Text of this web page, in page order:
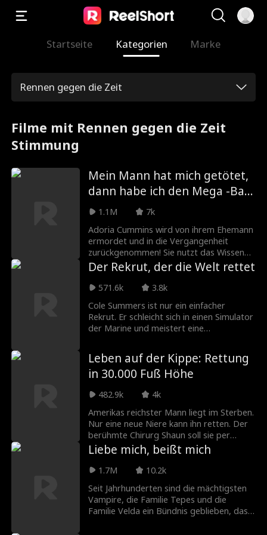
Startseite Kategorien Marke
Rennen gegen die Zeit
Filme mit Rennen gegen die Zeit
Stimmung
Mein Mann hat mich getötet,
dann habe ich den Mega -Ball
gewonnen!
1.1M
7k
Adoria Cummins wird von ihrem Ehemann
ermordet und in die Vergangenheit
zurückgenommen! Sie nutzt das Wissen
aus ihrem vorherigen Leben, um sich an
all jenen zu rächen, die sie Unrecht getan
haben, und beginnend mit dem Gewinn
Snyder, ein Anwalt, der ihr bestes
Interesse zu haben scheint, aber es gibt
nur etwas an ihm ... das scheint zu
Der Rekrut, der die Welt rettet
571.6k
3.8k
Cole Summers ist nur ein einfacher
Rekrut. Er schleicht sich in einen Simulator
der Marine und meistert eine
Plötzlich ist er die letzte Hoffnung, den
nächsten Weltkrieg zu verhindern. Doch
erst muss er sich mit korrupten Politikern,
beschmutzten Familiengeschichte
herumschlagen.
Leben auf der Kippe: Rettung
in 30.000 Fuß Höhe
482.9k
4k
Amerikas reichster Mann liegt im Sterben.
Nur eine neue Niere kann ihn retten. Der
berühmte Chirurg Shaun soll sie per
Flugzeug zu ihm bringen – eine Mission
unter absoluter Geheimhaltung. An Bord
verzögert sich der Start, weil Kim, die
Toilette muss. Jessica ist mit Erik, Dereks
Enkel, verlobt. Als Shaun sie auffordert,
sich zu beeilen, demütigt Jessica ihn. Nach
Liebe mich, beißt mich
1.7M
10.2k
Seit Jahrhunderten sind die mächtigsten
Vampire, die Familie Tepes und die
Familie Velda ein Bündnis geblieben, das,